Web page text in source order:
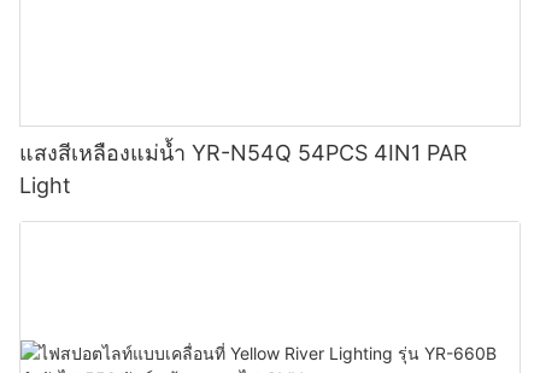
แสงสีเหลืองแม่น้ำ YR-N54Q 54PCS 4IN1 PAR
Light